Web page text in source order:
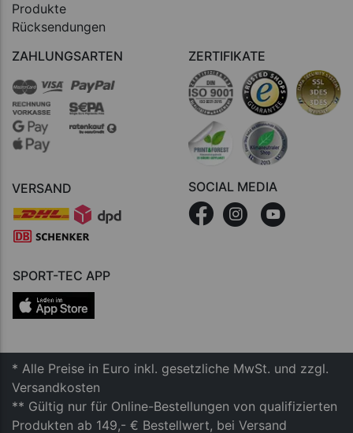
Produkte
Rücksendungen
ZAHLUNGSARTEN
VERSAND
ZERTIFIKATE
SOCIAL MEDIA
SPORT-TEC APP
* Alle Preise in Euro inkl. gesetzliche MwSt. und zzgl.
Versandkosten
** Gültig nur für Online-Bestellungen von qualifizierten
Produkten ab 149,- € Bestellwert, bei Versand